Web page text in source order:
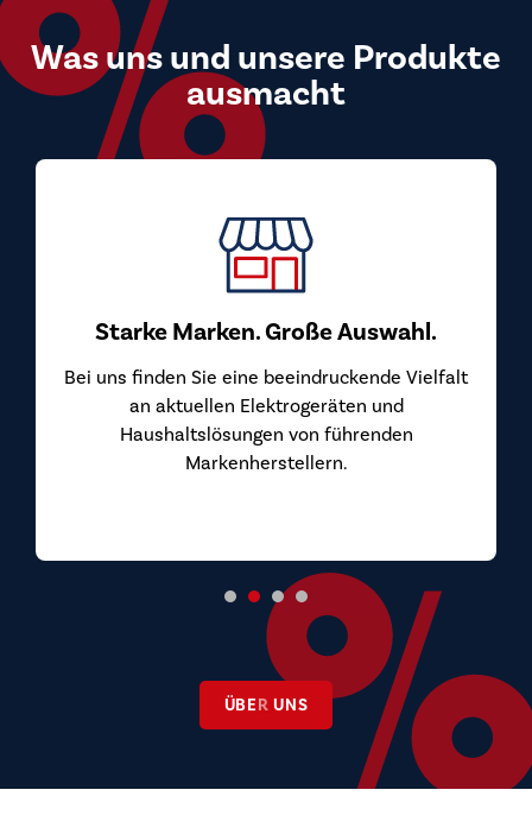
Was uns und unsere Produkte
ausmacht
Starke Marken. Große Auswahl.
Bei uns finden Sie eine beeindruckende Vielfalt
an aktuellen Elektrogeräten und
Haushaltslösungen von führenden
Markenherstellern.
ÜBER UNS